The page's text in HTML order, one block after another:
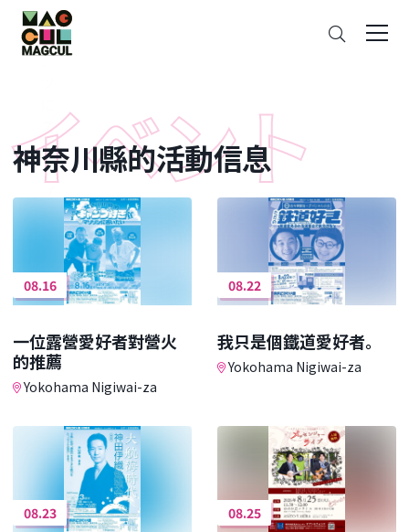
ン
テ
ン
ス
キ
ッ
プ
神奈川縣的活動信息
08.16
一位露營愛好者對營火
的推薦
Yokohama Nigiwai-za
08.22
我只是個鐵道愛好者。
Yokohama Nigiwai-za
08.23 08.25